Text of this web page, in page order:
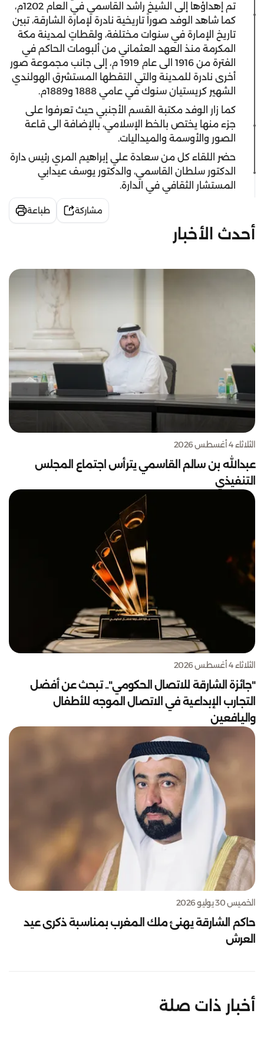
تم إهداؤها إلى الشيخ راشد القاسمي في العام 1202م،
كما شاهد الوفد صوراً تاريخية نادرة لإمارة الشارقة، تبين
تاريخ الإمارة في سنوات مختلفة، ولقطاتٍ لمدينة مكة
المكرمة منذ العهد العثماني من ألبومات الحاكم في
الفترة من 1916 الى عام 1919 م، إلى جانب مجموعة صور
أخرى نادرة للمدينة والتي التقطها المستشرق الهولندي
الشهير كريستيان سنوك في عامي 1888 و1889م.
كما زار الوفد مكتبة القسم الأجنبي حيث تعرفوا على
جزء منها يختص بالخط الإسلامي، بالإضافة الى قاعة
الصور والأوسمة والميداليات.
حضر اللقاء كل من سعادة علي إبراهيم المري رئيس دارة
الدكتور سلطان القاسمي، والدكتور يوسف عيدابي
المستشار الثقافي في الدارة.
مشاركة طباعة
أحدث الأخبار
الثلاثاء 4 أغسطس 2026
عبدالله بن سالم القاسمي يترأس اجتماع المجلس
التنفيذي
الثلاثاء 4 أغسطس 2026
"جائزة الشارقة للاتصال الحكومي".. تبحث عن أفضل
التجارب الإبداعية في الاتصال الموجه للأطفال
واليافعين
الخميس 30 يوليو 2026
حاكم الشارقة يهنئ ملك المغرب بمناسبة ذكرى عيد
العرش
أخبار ذات صلة